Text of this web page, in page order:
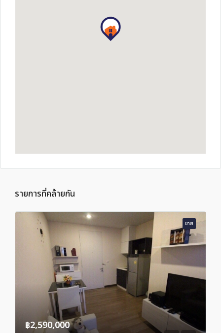
รายการที่คล้ายกัน
ขาย
฿2,590,000